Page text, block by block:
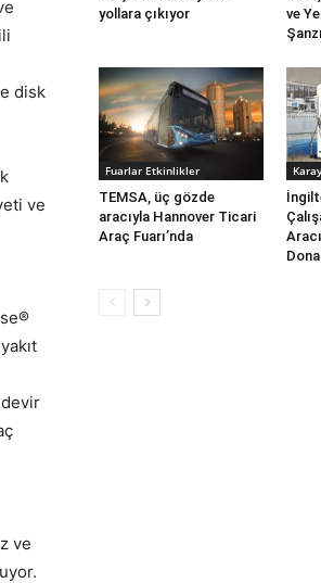
disk
ve
ve
yollara çıkıyor
ve
Fuarlar Etkinlikler
TEMSA, üç gözde
aracıyla Hannover Ticari
Araç Fuarı’nda